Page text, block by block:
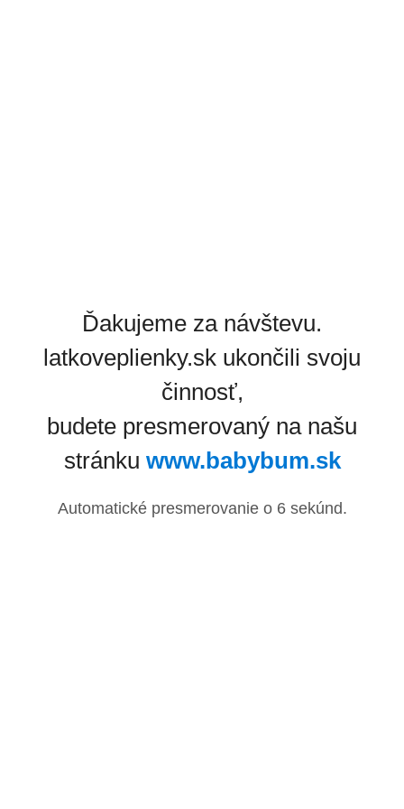
Ďakujeme za návštevu.
latkoveplienky.sk ukončili svoju
činnosť,
budete presmerovaný na našu
stránku www.babybum.sk
Automatické presmerovanie o 6sekúnd.